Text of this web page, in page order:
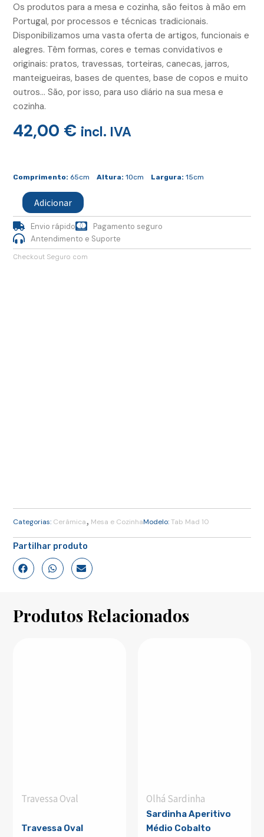
Os produtos para a mesa e cozinha, são feitos à mão em
Portugal, por processos e técnicas tradicionais.
Disponibilizamos uma vasta oferta de artigos, funcionais e
alegres. Têm formas, cores e temas convidativos e
originais: pratos, travessas, torteiras, canecas, jarros,
manteigueiras, bases de quentes, base de copos e muito
outros… São, por isso, para uso diário na sua mesa e
cozinha.
42,00 € incl. IVA
Comprimento: 65cm Altura: 10cm Largura: 15cm
Tabua
Alta
Madeira
Cobalto
Adicionar
Envio rápido
Pagamento seguro
Antendimento e Suporte
Checkout Seguro com
Categorias: Cerâmica, Mesa e CozinhaModelo:Tab Mad 10
Partilhar produto
Produtos Relacionados
Travessa Oval
Travessa Oval
Olhá Sardinha
Sardinha Aperitivo
Médio Cobalto